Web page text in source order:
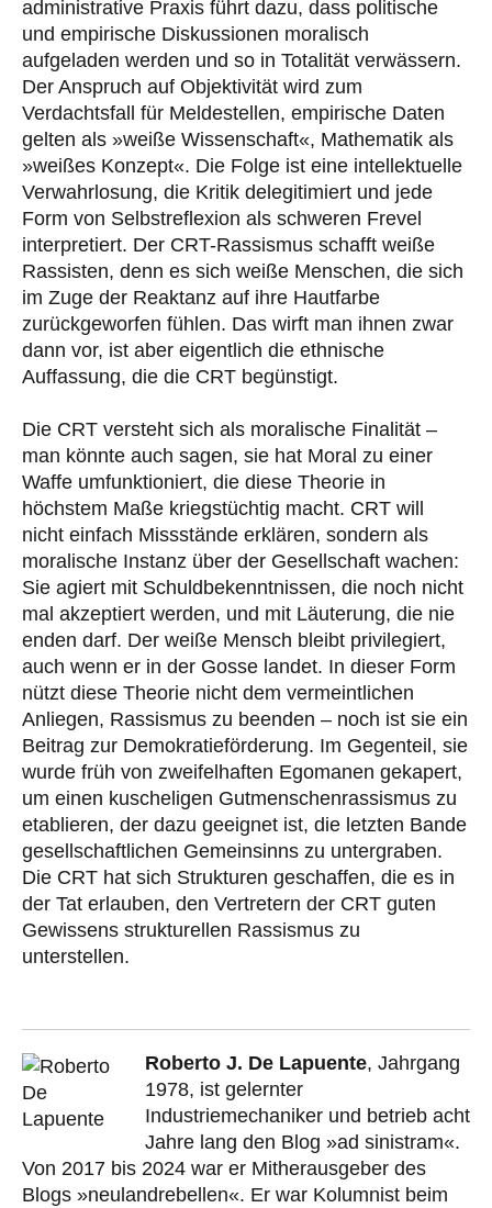
administrative Praxis führt dazu, dass politische
und empirische Diskussionen moralisch
aufgeladen werden und so in Totalität verwässern.
Der Anspruch auf Objektivität wird zum
Verdachtsfall für Meldestellen, empirische Daten
gelten als »weiße Wissenschaft«, Mathematik als
»weißes Konzept«. Die Folge ist eine intellektuelle
Verwahrlosung, die Kritik delegitimiert und jede
Form von Selbstreflexion als schweren Frevel
interpretiert. Der CRT-Rassismus schafft weiße
Rassisten, denn es sich weiße Menschen, die sich
im Zuge der Reaktanz auf ihre Hautfarbe
zurückgeworfen fühlen. Das wirft man ihnen zwar
dann vor, ist aber eigentlich die ethnische
Auffassung, die die CRT begünstigt.
Die CRT versteht sich als moralische Finalität –
man könnte auch sagen, sie hat Moral zu einer
Waffe umfunktioniert, die diese Theorie in
höchstem Maße kriegstüchtig macht. CRT will
nicht einfach Missstände erklären, sondern als
moralische Instanz über der Gesellschaft wachen:
Sie agiert mit Schuldbekenntnissen, die noch nicht
mal akzeptiert werden, und mit Läuterung, die nie
enden darf. Der weiße Mensch bleibt privilegiert,
auch wenn er in der Gosse landet. In dieser Form
nützt diese Theorie nicht dem vermeintlichen
Anliegen, Rassismus zu beenden – noch ist sie ein
Beitrag zur Demokratieförderung. Im Gegenteil, sie
wurde früh von zweifelhaften Egomanen gekapert,
um einen kuscheligen Gutmenschenrassismus zu
etablieren, der dazu geeignet ist, die letzten Bande
gesellschaftlichen Gemeinsinns zu untergraben.
Die CRT hat sich Strukturen geschaffen, die es in
der Tat erlauben, den Vertretern der CRT guten
Gewissens strukturellen Rassismus zu
unterstellen.
Roberto J. De Lapuente, Jahrgang
1978, ist gelernter
Industriemechaniker und betrieb acht
Jahre lang den Blog »ad sinistram«.
Von 2017 bis 2024 war er Mitherausgeber des
Blogs »neulandrebellen«. Er war Kolumnist beim